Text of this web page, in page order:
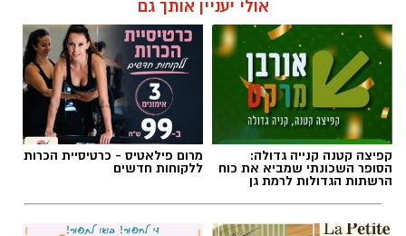
רמת גן מכניסה: העסקה המדוברת של עולם
הנדל״ן סביב הפרויקט החדש ברמת גן
הכלבו הוותיק שהיה מוקד לתושבי השכונה הפך
לחנות לא מזמינה. השכנים זועמים
צילום: ויקיפדיה
לה פטיט כשאומנות וטעם
נפגשים
חוג שנתי לתפירה, סריגה, עיצוב
אופנה